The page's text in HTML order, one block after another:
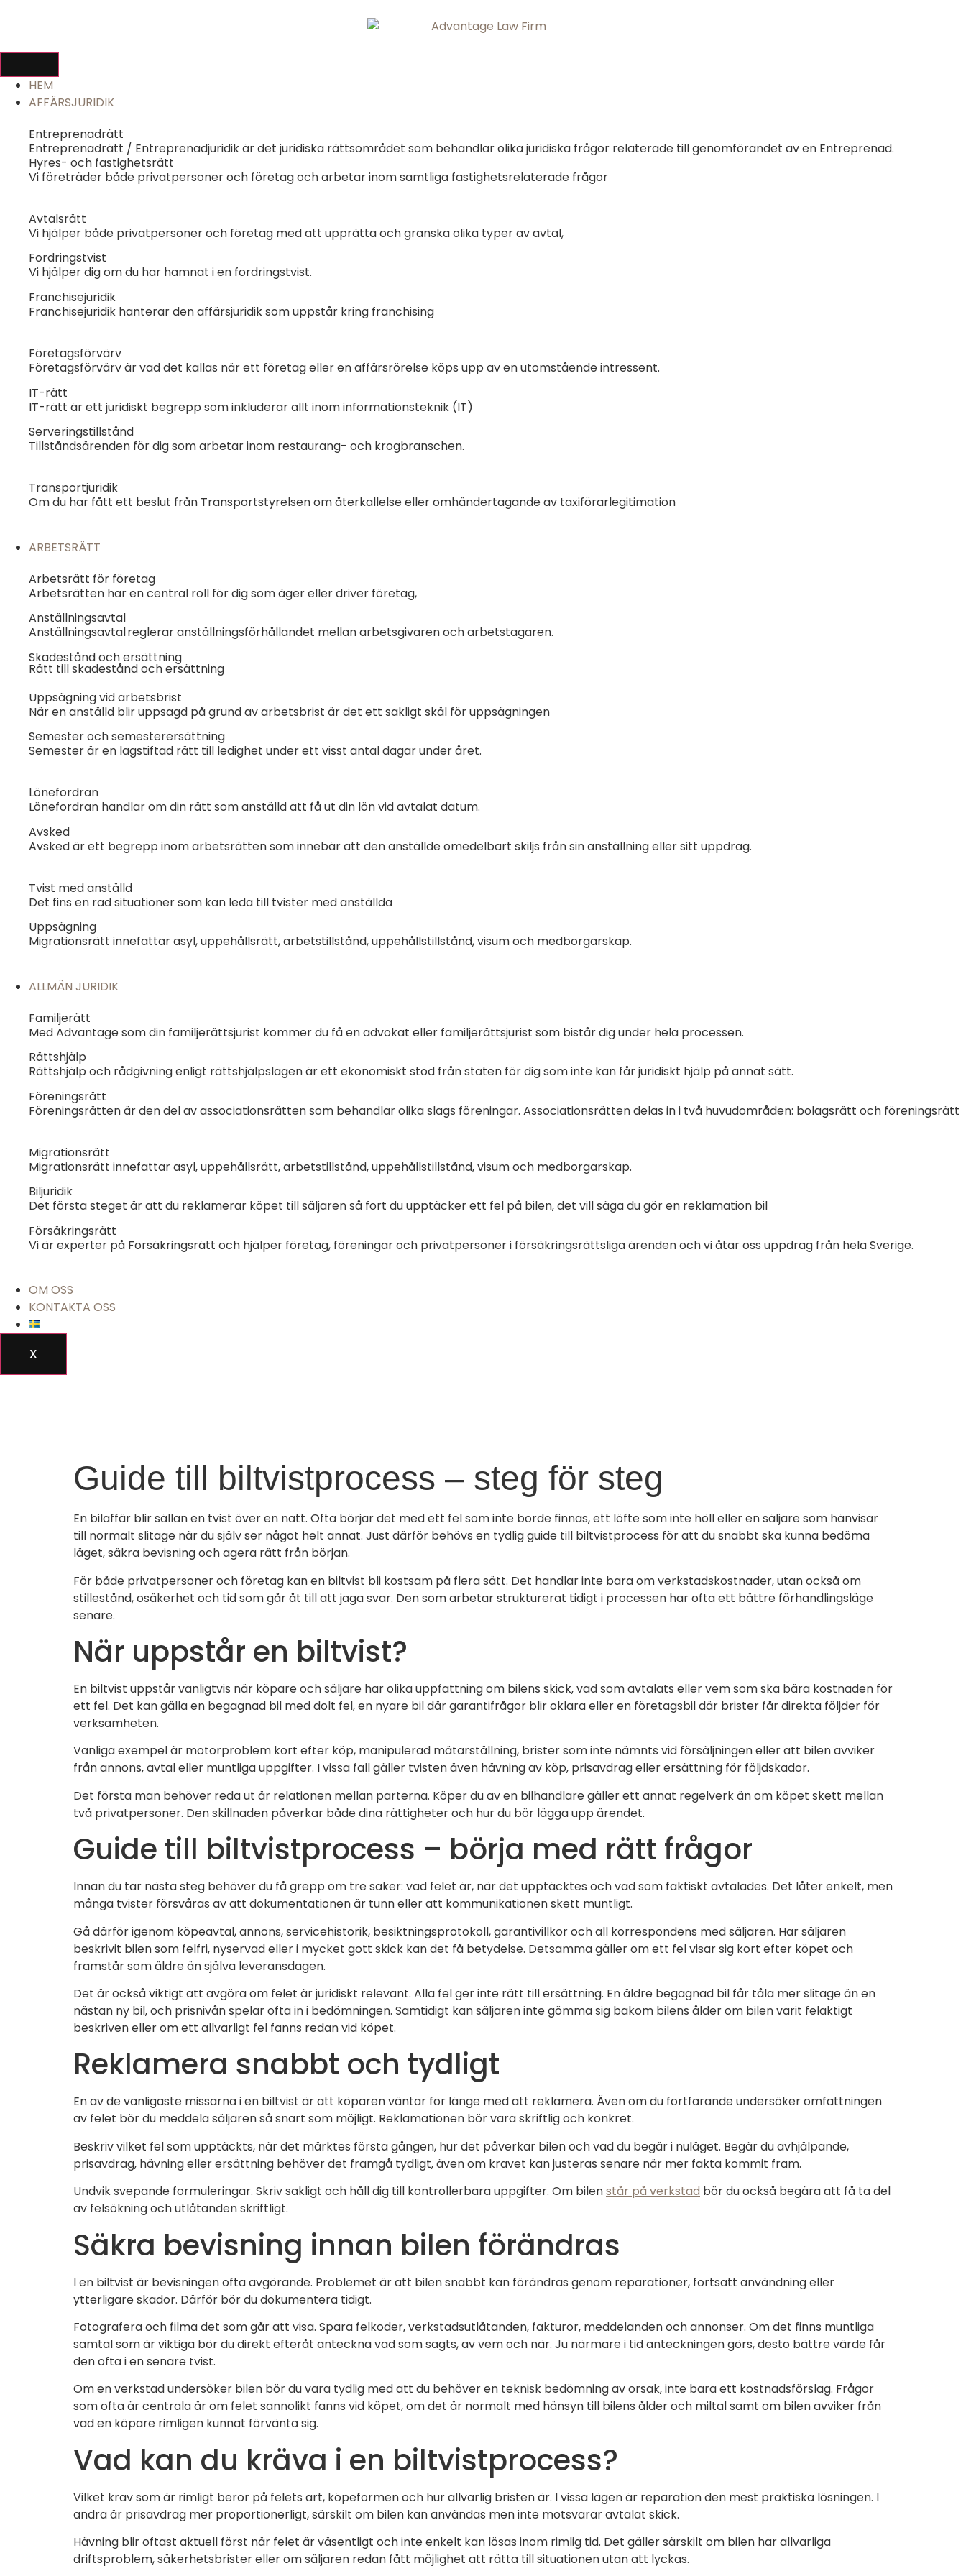
HEM
AFFÄRSJURIDIK
Entreprenadrätt
Entreprenadrätt / Entreprenadjuridik är det juridiska rättsområdet som behandlar olika juridiska frågor relaterade till genomförandet av en Entreprenad.
Hyres- och fastighetsrätt
Vi företräder både privatpersoner och företag och arbetar inom samtliga fastighetsrelaterade frågor
Avtalsrätt
Vi hjälper både privatpersoner och företag med att upprätta och granska olika typer av avtal,
Fordringstvist
Vi hjälper dig om du har hamnat i en fordringstvist.
Franchisejuridik
Franchisejuridik hanterar den affärsjuridik som uppstår kring franchising
Företagsförvärv
Företagsförvärv är vad det kallas när ett företag eller en affärsrörelse köps upp av en utomstående intressent.
IT-rätt
IT-rätt är ett juridiskt begrepp som inkluderar allt inom informationsteknik (IT)
Serveringstillstånd
Tillståndsärenden för dig som arbetar inom restaurang- och krogbranschen.
Transportjuridik
Om du har fått ett beslut från Transportstyrelsen om återkallelse eller omhändertagande av taxiförarlegitimation
ARBETSRÄTT
Arbetsrätt för företag
Arbetsrätten har en central roll för dig som äger eller driver företag,
Anställningsavtal
Anställningsavtal reglerar anställningsförhållandet mellan arbetsgivaren och arbetstagaren.
Skadestånd och ersättning
Rätt till skadestånd och ersättning
Uppsägning vid arbetsbrist
När en anställd blir uppsagd på grund av arbetsbrist är det ett sakligt skäl för uppsägningen
Semester och semesterersättning
Semester är en lagstiftad rätt till ledighet under ett visst antal dagar under året.
Lönefordran
Lönefordran handlar om din rätt som anställd att få ut din lön vid avtalat datum.
Avsked
Avsked är ett begrepp inom arbetsrätten som innebär att den anställde omedelbart skiljs från sin anställning eller sitt uppdrag.
Tvist med anställd
Det fins en rad situationer som kan leda till tvister med anställda
Uppsägning
Migrationsrätt innefattar asyl, uppehållsrätt, arbetstillstånd, uppehållstillstånd, visum och medborgarskap.
ALLMÄN JURIDIK
Familjerätt
Med Advantage som din familjerättsjurist kommer du få en advokat eller familjerättsjurist som bistår dig under hela processen.
Rättshjälp
Rättshjälp och rådgivning enligt rättshjälpslagen är ett ekonomiskt stöd från staten för dig som inte kan får juridiskt hjälp på annat sätt.
Föreningsrätt
Föreningsrätten är den del av associationsrätten som behandlar olika slags föreningar. Associationsrätten delas in i två huvudområden: bolagsrätt och föreningsrätt
Migrationsrätt
Migrationsrätt innefattar asyl, uppehållsrätt, arbetstillstånd, uppehållstillstånd, visum och medborgarskap.
Biljuridik
Det första steget är att du reklamerar köpet till säljaren så fort du upptäcker ett fel på bilen,det vill säga du gör en reklamation bil
Försäkringsrätt
Vi är experter på Försäkringsrätt och hjälper företag, föreningaroch privatpersoner i försäkringsrättsliga ärenden ochviåtar oss uppdrag från hela Sverige.
OM OSS
KONTAKTA OSS
X
Guide till biltvistprocess – steg för steg
En bilaffär blir sällan en tvist över en natt. Ofta börjar det med ett fel som inte borde finnas, ett löfte som inte höll eller en säljare som hänvisar
till normalt slitage när du själv ser något helt annat. Just därför behövs en tydlig guide till biltvistprocess för att du snabbt ska kunna bedöma
läget, säkra bevisning och agera rätt från början.
För både privatpersoner och företag kan en biltvist bli kostsam på flera sätt. Det handlar inte bara om verkstadskostnader, utan också om
stillestånd, osäkerhet och tid som går åt till att jaga svar. Den som arbetar strukturerat tidigt i processen har ofta ett bättre förhandlingsläge
senare.
När uppstår en biltvist?
En biltvist uppstår vanligtvis när köpare och säljare har olika uppfattning om bilens skick, vad som avtalats eller vem som ska bära kostnaden för
ett fel. Det kan gälla en begagnad bil med dolt fel, en nyare bil där garantifrågor blir oklara eller en företagsbil där brister får direkta följder för
verksamheten.
Vanliga exempel är motorproblem kort efter köp, manipulerad mätarställning, brister som inte nämnts vid försäljningen eller att bilen avviker
från annons, avtal eller muntliga uppgifter. I vissa fall gäller tvisten även hävning av köp, prisavdrag eller ersättning för följdskador.
Det första man behöver reda ut är relationen mellan parterna. Köper du av en bilhandlare gäller ett annat regelverk än om köpet skett mellan
två privatpersoner. Den skillnaden påverkar både dina rättigheter och hur du bör lägga upp ärendet.
Guide till biltvistprocess – börja med rätt frågor
Innan du tar nästa steg behöver du få grepp om tre saker: vad felet är, när det upptäcktes och vad som faktiskt avtalades. Det låter enkelt, men
många tvister försvåras av att dokumentationen är tunn eller att kommunikationen skett muntligt.
Gå därför igenom köpeavtal, annons, servicehistorik, besiktningsprotokoll, garantivillkor och all korrespondens med säljaren. Har säljaren
beskrivit bilen som felfri, nyservad eller i mycket gott skick kan det få betydelse. Detsamma gäller om ett fel visar sig kort efter köpet och
framstår som äldre än själva leveransdagen.
Det är också viktigt att avgöra om felet är juridiskt relevant. Alla fel ger inte rätt till ersättning. En äldre begagnad bil får tåla mer slitage än en
nästan ny bil, och prisnivån spelar ofta in i bedömningen. Samtidigt kan säljaren inte gömma sig bakom bilens ålder om bilen varit felaktigt
beskriven eller om ett allvarligt fel fanns redan vid köpet.
Reklamera snabbt och tydligt
En av de vanligaste missarna i en biltvist är att köparen väntar för länge med att reklamera. Även om du fortfarande undersöker omfattningen
av felet bör du meddela säljaren så snart som möjligt. Reklamationen bör vara skriftlig och konkret.
Beskriv vilket fel som upptäckts, när det märktes första gången, hur det påverkar bilen och vad du begär i nuläget. Begär du avhjälpande,
prisavdrag, hävning eller ersättning behöver det framgå tydligt, även om kravet kan justeras senare när mer fakta kommit fram.
Undvik svepande formuleringar. Skriv sakligt och håll dig till kontrollerbara uppgifter. Om bilenstår på verkstad bör du också begära att få ta del
av felsökning och utlåtanden skriftligt.
Säkra bevisning innan bilen förändras
I en biltvist är bevisningen ofta avgörande. Problemet är att bilen snabbt kan förändras genom reparationer, fortsatt användning eller
ytterligare skador. Därför bör du dokumentera tidigt.
Fotografera och filma det som går att visa. Spara felkoder, verkstadsutlåtanden, fakturor, meddelanden och annonser. Om det finns muntliga
samtal som är viktiga bör du direkt efteråt anteckna vad som sagts, av vem och när. Ju närmare i tid anteckningen görs, desto bättre värde får
den ofta i en senare tvist.
Om en verkstad undersöker bilen bör du vara tydlig med att du behöver en teknisk bedömning av orsak, inte bara ett kostnadsförslag. Frågor
som ofta är centrala är om felet sannolikt fanns vid köpet, om det är normalt med hänsyn till bilens ålder och miltal samt om bilen avviker från
vad en köpare rimligen kunnat förvänta sig.
Vad kan du kräva i en biltvistprocess?
Vilket krav som är rimligt beror på felets art, köpeformen och hur allvarlig bristen är. I vissa lägen är reparation den mest praktiska lösningen. I
andra är prisavdrag mer proportionerligt, särskilt om bilen kan användas men inte motsvarar avtalat skick.
Hävning blir oftast aktuell först när felet är väsentligt och inte enkelt kan lösas inom rimlig tid. Det gäller särskilt om bilen har allvarliga
driftsproblem, säkerhetsbrister eller om säljaren redan fått möjlighet att rätta till situationen utan att lyckas.